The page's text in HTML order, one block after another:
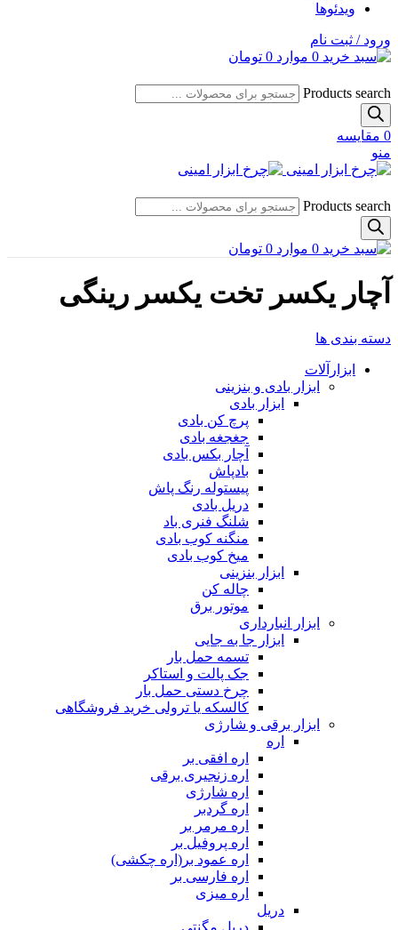
ویدئوها
ورود / ثبت نام
0 موارد 0 تومان
Products search
0 مقایسه
منو
Products search
0 موارد 0 تومان
آچار یکسر تخت یکسر رینگی
دسته بندی ها
ابزارآلات
ابزار بادی و بنزینی
ابزار بادی
پرچ کن بادی
جغجغه بادی
آچار بکس بادی
بادپاش
پیستوله رنگ پاش
دریل بادی
شلنگ فنری باد
منگنه کوب بادی
میخ کوب بادی
ابزار بنزینی
چاله کن
موتور برق
ابزار انبارداری
ابزار جا به جایی
تسمه حمل بار
جک پالت و استاکر
چرخ دستی حمل بار
کالسکه یا ترولی خرید فروشگاهی
ابزار برقی و شارژی
اره
اره افقی بر
اره زنجیری برقی
اره شارژی
اره گردبر
اره مرمر بر
اره پروفیل بر
اره عمود بر(اره چکشی)
اره فارسی بر
اره میزی
دریل
دریل مگنتی